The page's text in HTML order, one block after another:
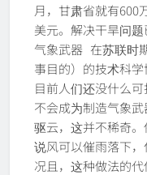
月，甘肃省就有600
美元。解决干旱问
气象武器 在苏联时
事目的）的技术科学
目前人们还没什么
不会成为制造气象
驱云，这并不稀奇
说风可以催雨落下，
况且，这种做法的